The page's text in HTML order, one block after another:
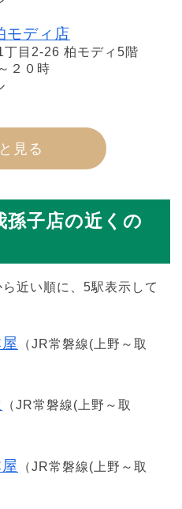
モディ店
丁目2-26 柏モディ5階
２０時
見る
子店の近くの
近い順に、5駅表示して
（JR常磐線(上野～取
（JR常磐線(上野～取
（JR常磐線(上野～取